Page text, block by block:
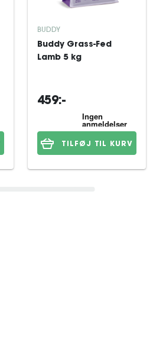
BUDDY
Buddy Grass-Fed
Lamb 5 kg
459:-
TILFØJ TIL KURV